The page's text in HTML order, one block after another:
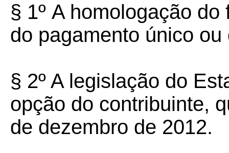
§ 1º A homologação do
do pagamento único
§ 2º A legislação do
opção do contribuinte,
de dezembro de 2012.